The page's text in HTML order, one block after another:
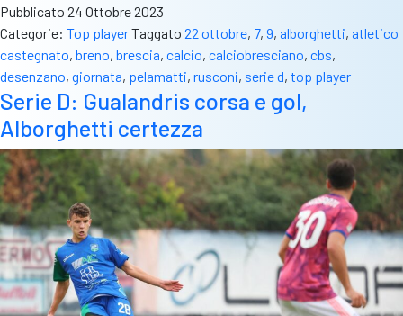
Pubblicato 24 Ottobre 2023
Categorie: Top playerTaggato 22 ottobre, 7, 9, alborghetti, atletico
castegnato, breno, brescia, calcio, calciobresciano, cbs,
desenzano, giornata, pelamatti, rusconi, serie d, top player
Serie D: Gualandris corsa e gol,
Alborghetti certezza